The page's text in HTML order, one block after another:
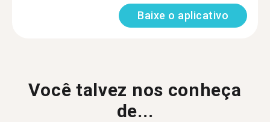
Baixe o aplicativo
Você talvez nos conheça
de...